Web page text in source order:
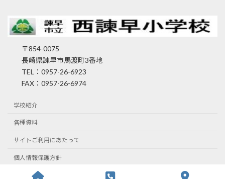
〒854-0075
長崎県諫早市馬渡町3番地
TEL：0957-26-6923
FAX：0957-26-6974
学校紹介
各種資料
サイトご利用にあたって
個人情報保護方針